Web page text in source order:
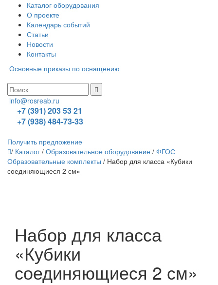
Каталог оборудования
О проекте
Календарь событий
Статьи
Новости
Контакты
Основные приказы по оснащению
info@rosreab.ru
+7 (391) 203 53 21
+7 (938) 484-73-33
Получить предложение
/ Каталог / Образовательное оборудование / ФГОС
Образовательные комплекты / Набор для класса «Кубики
соединяющиеся 2 см»
Набор для класса
«Кубики
соединяющиеся 2 см»